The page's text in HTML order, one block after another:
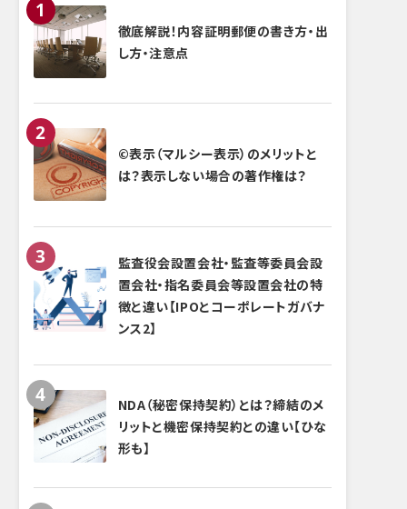
徹底解説！内容証明郵便の書き方・出
し方・注意点
©表示（マルシー表示）のメリットと
は？表示しない場合の著作権は？
監査役会設置会社・監査等委員会設
置会社・指名委員会等設置会社の特
徴と違い【IPOとコーポレートガバナ
ンス2】
NDA（秘密保持契約）とは？締結のメ
リットと機密保持契約との違い【ひな
形も】